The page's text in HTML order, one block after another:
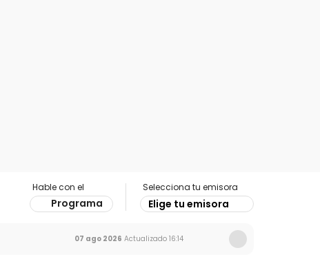
Hable con el
Programa
Selecciona tu emisora
Elige tu emisora
07 ago 2026 Actualizado 16:14